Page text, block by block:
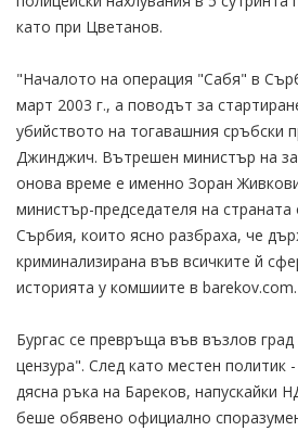
като при Цветанов.
"Началото на операция "Сабя" в
март 2003 г., а поводът за
убийството на тогавашния сръбски
Джинджич. Вътрешен министър на
онова време е именно Зоран
министър-председателя на страната
Сърбия, които ясно разбраха, че
криминализирана във всичките й
историята у комшиите в barekov.com.
Бургас се превръща във възлов
цензура". След като местен политик
дясна ръка на Бареков, напускайки
беше обявено официално